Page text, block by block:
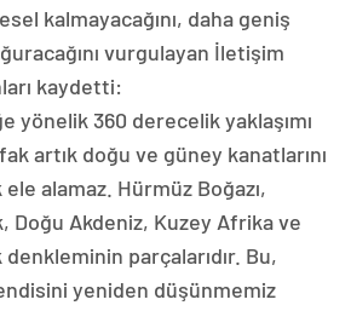
kalmayacağını, daha geniş
vurgulayan İletişim
kaydetti:
yönelik 360 derecelik yaklaşımı
artık doğu ve güney kanatlarını
ele alamaz. Hürmüz Boğazı,
Doğu Akdeniz, Kuzey Afrika ve
parçalarıdır. Bu,
yeniden düşünmemiz